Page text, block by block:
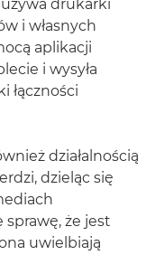
drukarki
i własnych
aplikacji
i wysyła
łączności
działalnością
dzieląc się
sprawę, że jest
uwielbiają